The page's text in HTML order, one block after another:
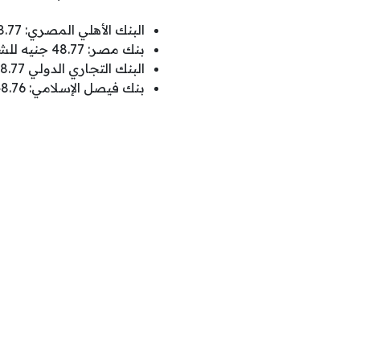
البنك الأهلي المصري: 48.77 جنيه للشراء و48.87 جنيه للبيع.
بنك مصر: 48.77 جنيه للشراء و48.87 جنيه للبيع.
البنك التجاري الدولي CIB: 48.77 جنيه للشراء و48.87 جنيه للبيع.
بنك فيصل الإسلامي: 48.76 جنيه للشراء و48.86 جنيه للبيع.